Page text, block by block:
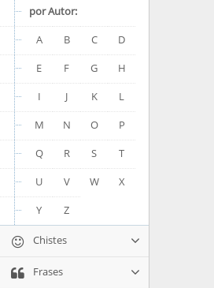
por Autor:
A
B C
D
E
F G
H
I
J K
L
M
N O
P
Q
R S
T
U
V W
X
Y
Z
Chistes
Frases